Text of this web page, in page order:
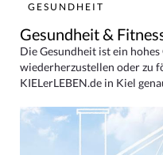
GESUNDHEIT
Gesundheit &
Die Gesundheit ist ein
wiederherzustellen oder zu
KIELerLEBEN.de in Kiel